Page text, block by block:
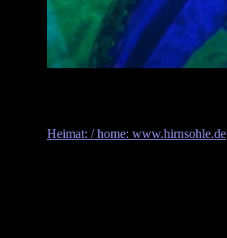
Heimat: / home: www.hirnsohle.de